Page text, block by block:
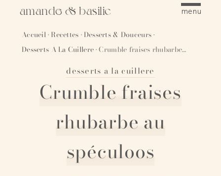
amande & basilic menu
Accueil · Recettes · Desserts & Douceurs ·
Desserts A La Cuillere · Crumble fraises rhubarbe au spéculoos
desserts a la cuillere
Crumble fraises
rhubarbe au
spéculoos